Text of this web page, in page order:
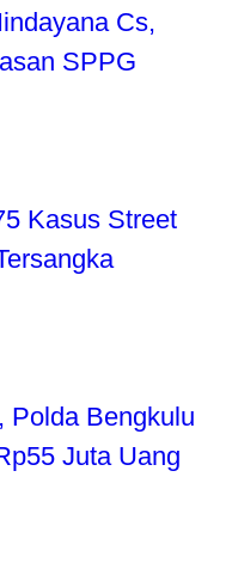
Cs,
SPPG
Kasus Street
Polda Bengkulu
Juta Uang